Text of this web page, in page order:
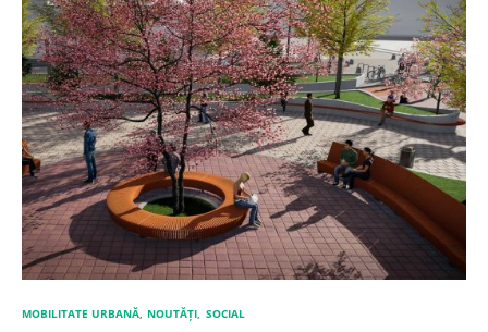
MOBILITATE URBANĂ NOUTĂȚI SOCIAL